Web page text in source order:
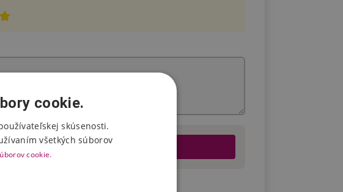
e-shopu.
cookie.
skúsenosti.
všetkých súborov
cookie.